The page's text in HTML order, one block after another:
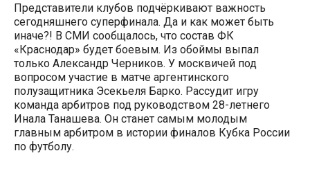
Представители клубов подчёркивают важность
сегодняшнего суперфинала. Да и как может быть
иначе?! В СМИ сообщалось, что состав ФК
«Краснодар» будет боевым. Из обоймы выпал
только Александр Черников. У москвичей под
вопросом участие в матче аргентинского
полузащитника Эсекьеля Барко. Рассудит игру
команда арбитров под руководством 28-летнего
Инала Танашева. Он станет самым молодым
главным арбитром в истории финалов Кубка России
по футболу.